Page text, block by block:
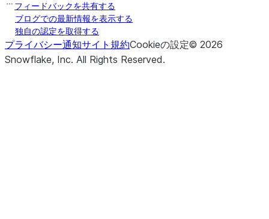
フィードバックを共有する
ブログでの最新情報を表示する
独自の認定を取得する
プライバシー通知サイト規約Cookieの設定© 2026
Snowflake, Inc. All Rights Reserved.